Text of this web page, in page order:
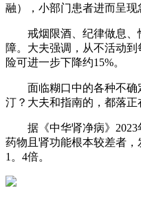
融），小部门患者进而呈现
戒烟限酒、纪律做息、
障。大夫强调，从不活动
险可进一步下降约15%。
面临糊口中的各种不确
汀？大夫和指南的，都落正
据《中华肾净病》2023
药物且肾功能根本较差者
1。4倍。